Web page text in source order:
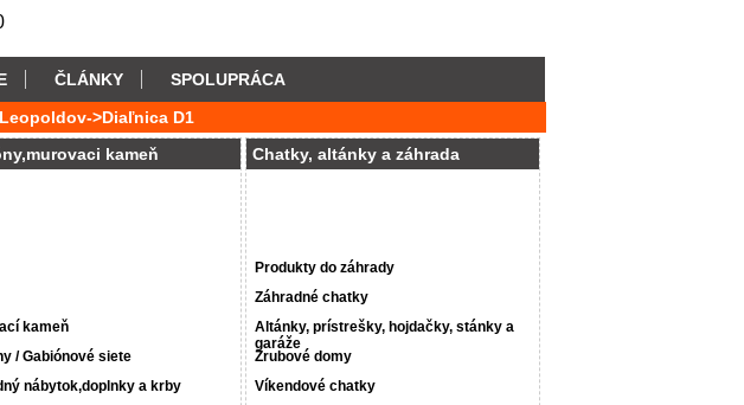
ČLÁNKY
SPOLUPRÁCA
>Diaľnica D1
kameň
kameň
/ Gabiónové siete
nábytok,doplnky a krby
Chatky, altánky a záhrada
Produkty do záhrady
Záhradné chatky
Altánky, prístrešky, hojdačky, stánky a
garáže
Zrubové domy
Víkendové chatky